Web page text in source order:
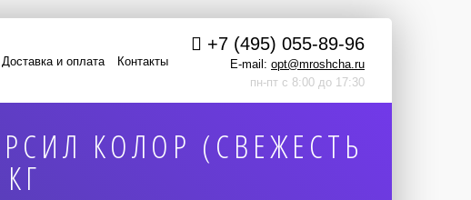
+7 (495) 055-89-96
E-mail: opt@mroshcha.ru
пн-пт с 8:00 до 17:30
Доставка и оплата Контакты
КОЛОР (СВЕЖЕСТЬ